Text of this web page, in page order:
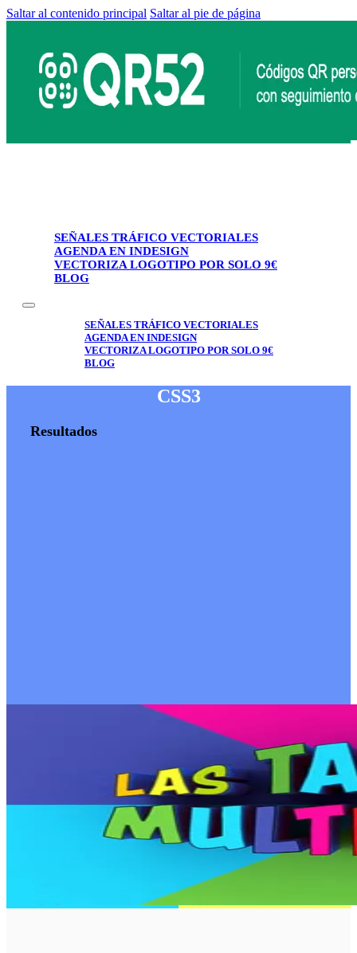
Saltar al contenido principal Saltar al pie de página
SEÑALES TRÁFICO VECTORIALES
AGENDA EN INDESIGN
VECTORIZA LOGOTIPO POR SOLO 9€
BLOG
SEÑALES TRÁFICO VECTORIALES
AGENDA EN INDESIGN
VECTORIZA LOGOTIPO POR SOLO 9€
BLOG
CSS3
Resultados